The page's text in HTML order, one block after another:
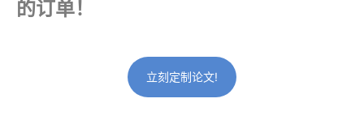
的订单！
立刻定制论文!